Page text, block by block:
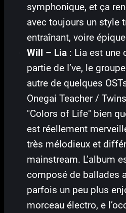
symphonique, et ça
avec toujours un style
entraînant, voire
Will – Lia: Lia est une
partie de I’ve, le
autre de quelques
Onegai Teacher /
"Colors of Life" bien
est réellement
très mélodieux et
mainstream. L’album
composé de ballades
parfois un peu plus
morceau électro, e